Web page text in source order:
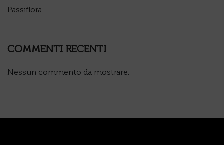
Passiflora
COMMENTI RECENTI
Nessun commento da mostrare.